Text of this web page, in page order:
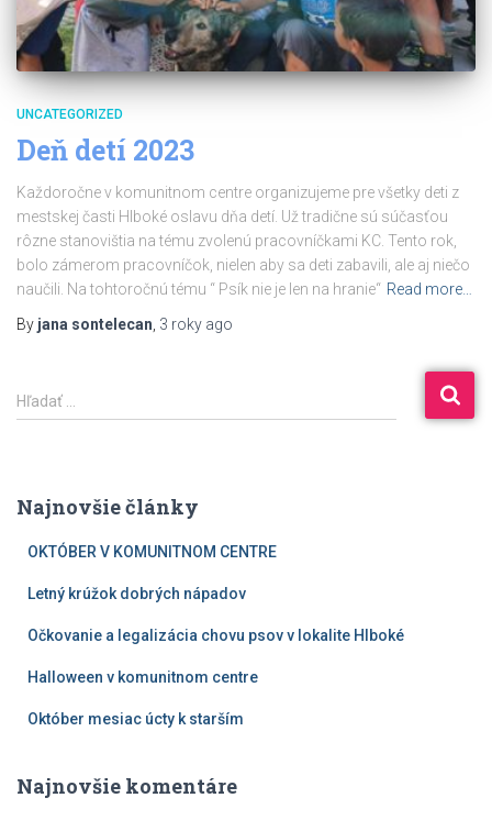
UNCATEGORIZED
Deň detí 2023
Každoročne v komunitnom centre organizujeme pre všetky deti z
mestskej časti Hlboké oslavu dňa detí. Už tradične sú súčasťou
rôzne stanovištia na tému zvolenú pracovníčkami KC. Tento rok,
bolo zámerom pracovníčok, nielen aby sa deti zabavili, ale aj niečo
naučili. Na tohtoročnú tému “ Psík nie je len na hranie“ Read more…
By jana sontelecan 3 roky ago
Hľadať …
Najnovšie články
OKTÓBER V KOMUNITNOM CENTRE
Letný krúžok dobrých nápadov
Očkovanie a legalizácia chovu psov v lokalite Hlboké
Halloween v komunitnom centre
Október mesiac úcty k starším
Najnovšie komentáre